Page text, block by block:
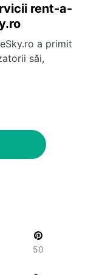
rent-a-
a primit
săi,
50